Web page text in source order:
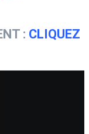
: CLIQUEZ